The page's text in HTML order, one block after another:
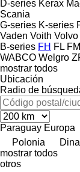
D-series Kerax
Scania
G-series K-series
Vaden Voith Volvo
B-series FH FL FM
WABCO Welgro
mostrar todos
Ubicación
Radio de
Paraguay Europa
Polonia
mostrar todos
otros